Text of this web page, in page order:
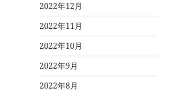
2022年12月
2022年11月
2022年10月
2022年9月
2022年8月